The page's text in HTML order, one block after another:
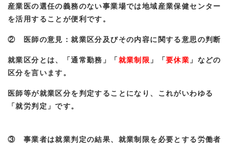
産業医の選任の義務のない事業場では地域産業保健センター
を活用することが便利です。
② 医師の意見：就業区分及びその内容に関する意思の判断
就業区分とは、「通常勤務」「就業制限 」「要休業 」などの
区分を言います。
医師等が就業区分を判定することになり、これがいわゆる
「就労判定」です。
③ 事業者は就業判定の結果、就業制限を必要とする労働者